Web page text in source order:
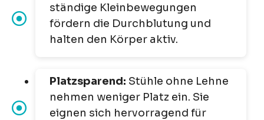
ständige Kleinbewegungen
fördern die Durchblutung und
halten den Körper aktiv.
Platzsparend: Stühle ohne Lehne
nehmen weniger Platz ein. Sie
eignen sich hervorragend für